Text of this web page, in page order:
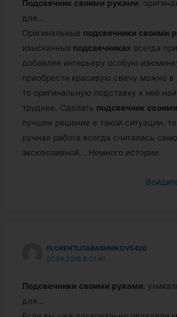
Подсвечник своими руками:
для…
Оригинальные подсвечники своими
изысканных подсвечниках всегда
добавляя интерьеру особую
приобрести красивую свечу можно
то оригинальную подставку к ней
труднее. Сделать подсвечник своими
лучшее решение в такой ситуации,
ручная работа всегда считалась
эксклюзивной. . Немного истории.
FLORENTIJTABASHNIKOV5420
07.09.2018 В 01:41
Подсвечники своими руками:
для…